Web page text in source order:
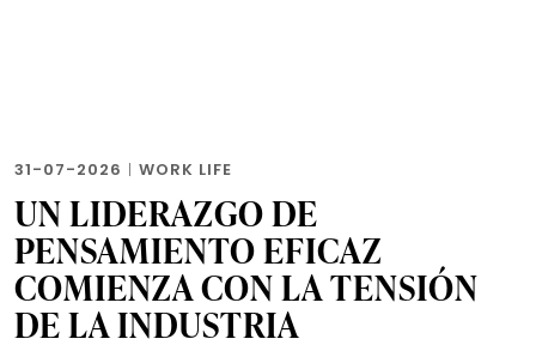
31-07-2026 | WORK LIFE
UN LIDERAZGO DE
PENSAMIENTO EFICAZ
COMIENZA CON LA TENSIÓN
DE LA INDUSTRIA